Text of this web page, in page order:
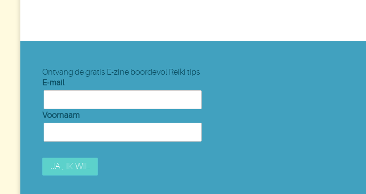
Ontvang de gratis E-zine boordevol Reiki tips
E-mail
Voornaam